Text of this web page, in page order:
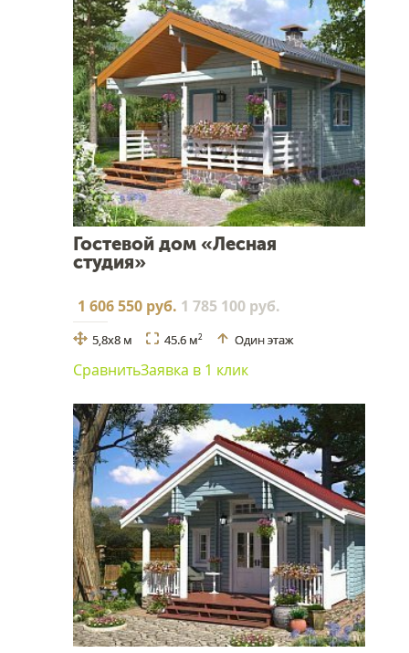
Гостевой дом «Лесная
студия»
1 606 550 руб. 1 785 100 руб.
5,8x8 м 45.6 м2 Один этаж
СравнитьЗаявка в 1 клик